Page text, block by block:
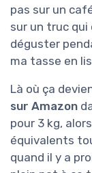
pas sur un
sur un truc qui
déguster
ma tasse en
Là où ça
sur Amazon
pour 3 kg,
équivalents
quand il y a